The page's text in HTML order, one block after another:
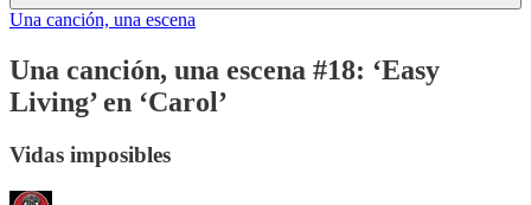
Una canción, una escena
Una canción, una escena #18: ‘Easy
Living’ en ‘Carol’
Vidas imposibles